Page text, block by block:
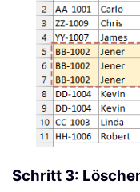
Schritt 3: